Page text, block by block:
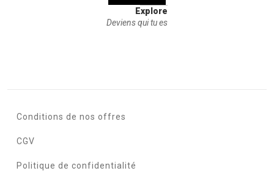
Explore
Deviens qui tu es
Conditions de nos offres
CGV
Politique de confidentialité